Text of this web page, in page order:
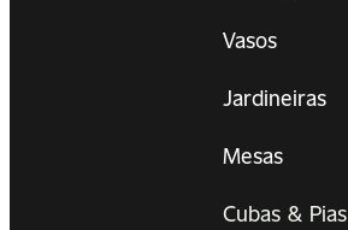
Vasos
Jardineiras
Mesas
Cubas & Pias